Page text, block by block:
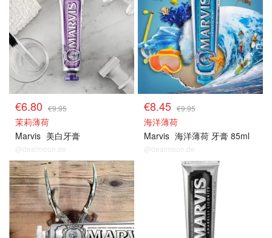
€6.80 €9.95
茉莉薄荷
Marvis 美白牙膏
@dealmoon.de
€8.45 €9.95
海洋薄荷
Marvis 海洋薄荷 牙膏 85ml
@dealmoon.de